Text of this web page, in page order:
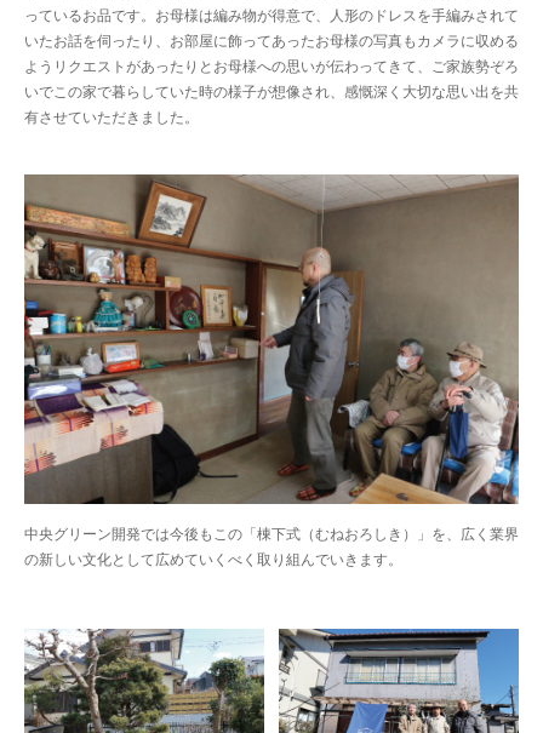
っているお品です。お母様は編み物が得意で、人形のドレスを手編みされて
いたお話を伺ったり、お部屋に飾ってあったお母様の写真もカメラに収める
ようリクエストがあったりとお母様への思いが伝わってきて、ご家族勢ぞろ
いでこの家で暮らしていた時の様子が想像され、感慨深く大切な思い出を共
有させていただきました。
中央グリーン開発では今後もこの「棟下式（むねおろしき）」を、広く業界
の新しい文化として広めていくべく取り組んでいきます。